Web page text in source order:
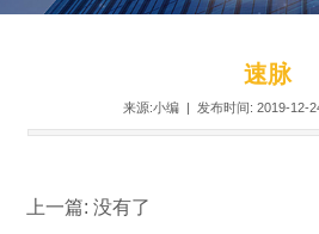
速脉
来源:小编 | 发布时间: 2019-12-
上一篇: 没有了